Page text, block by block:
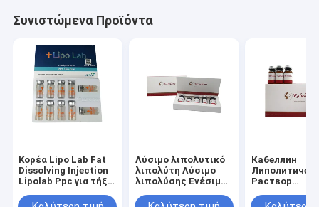
Συνιστώμενα Προϊόντα
Κορέα Lipo Lab Fat
Dissolving Injection
Lipolab Ppc για τήξη
Λύσιμο λιπολυτικό
λιπολύτη Λύσιμο
λιπολύσης Ενέσιμη
Кабеллин
Раствор
Потеря Жира